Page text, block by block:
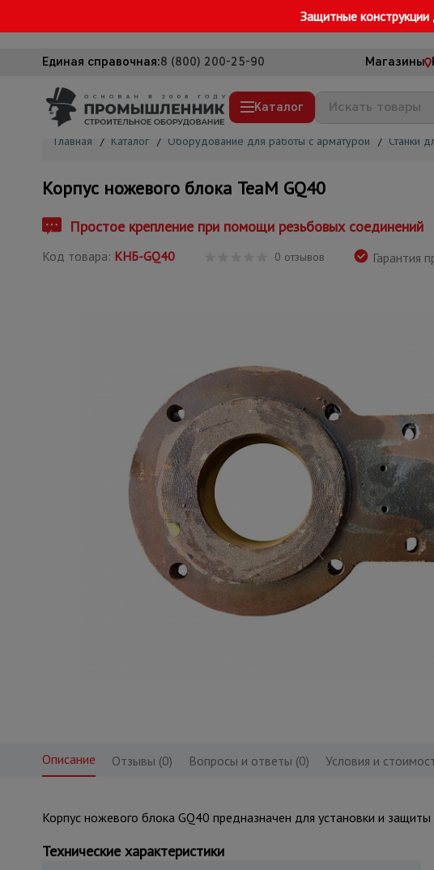
Защитные
Единая справочная:8 (800) 200-25-90 Магазины
Каталог
Вышки-туры
Подмости строительные
Сетка, тенты, брезенты
Опалубка
Вибротехника для строительства
Оборудование для работы с арматурой
Оборудование для бетонных работ
Техника для склада
Тачки строительные и садовые
Лестницы и стремянки
Штукатурные комплекты
Сварочные аппараты
Главная / Каталог / Оборудование для работы с арматурой / Станки
Корпус ножевого блока TeaM GQ40
Простое крепление при помощи резьбовых соединений
Код товара: КНБ-GQ40 0 отзывов Гарантия
Описание Отзывы (0) Вопросы и ответы (0) Условия и
Корпус ножевого блока GQ40 предназначен для установки и
Технические характеристики